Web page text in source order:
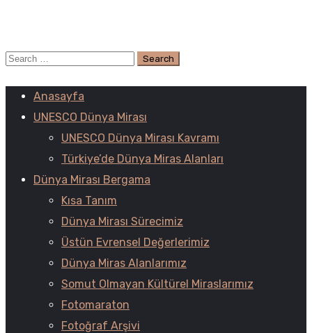
Anasayfa
UNESCO Dünya Mirası
UNESCO Dünya Mirası Kavramı
Türkiye’de Dünya Miras Alanları
Dünya Mirası Bergama
Kısa Tanım
Dünya Mirası Sürecimiz
Üstün Evrensel Değerlerimiz
Dünya Miras Alanlarımız
Somut Olmayan Kültürel Miraslarımız
Fotomaraton
Fotoğraf Arşivi